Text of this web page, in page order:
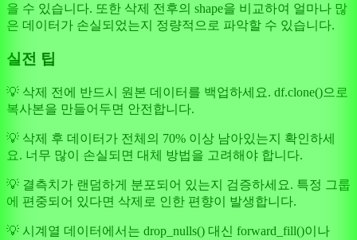
을 수 있습니다. 또한 삭제 전후의 shape을 비교하여 얼마나 많
은 데이터가 손실되었는지 정량적으로 파악할 수 있습니다.
실전 팁
💡 삭제 전에 반드시 원본 데이터를 백업하세요. df.clone()으로
복사본을 만들어두면 안전합니다.
💡 삭제 후 데이터가 전체의 70% 이상 남아있는지 확인하세
요. 너무 많이 손실되면 대체 방법을 고려해야 합니다.
💡 결측치가 랜덤하게 분포되어 있는지 검증하세요. 특정 그룹
에 편중되어 있다면 삭제로 인한 편향이 발생합니다.
💡 시계열 데이터에서는 drop_nulls() 대신 forward_fill()이나